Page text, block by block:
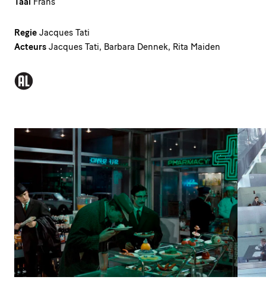
Regie Jacques Tati
Acteurs Jacques Tati, Barbara Dennek, Rita Maiden